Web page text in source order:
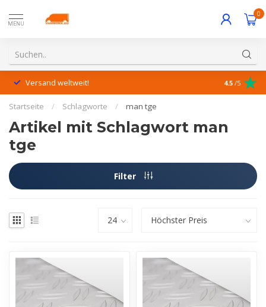
MENU
0
Versand weltweit! 4.5 /5
Startseite / Schlagworte / man tge
Artikel mit Schlagwort man
tge
Filter